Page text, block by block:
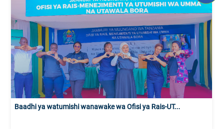
Baadhi ya watumishi wanawake wa Ofisi ya Rais-UT...